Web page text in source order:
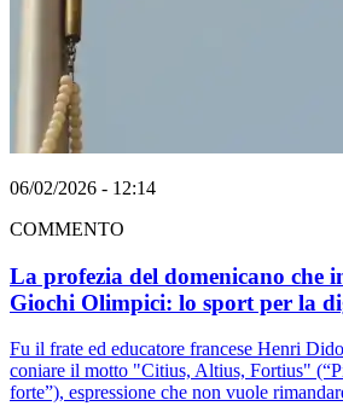
06/02/2026 - 12:14
COMMENTO
La profezia del domenicano che
Giochi Olimpici: lo sport per la
Fu il frate ed educatore francese Henri
coniare il motto "Citius, Altius, Fortius"
forte”), espressione che non vuole